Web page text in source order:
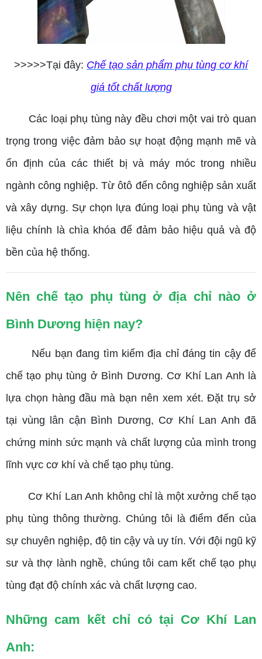
>>>>>Tại đây: Chế tạo sản phẩm phụ tùng cơ khí
giá tốt chất lượng
Các loại phụ tùng này đều chơi một vai trò quan
trọng trong việc đảm bảo sự hoạt động mạnh mẽ và
ổn định của các thiết bị và máy móc trong nhiều
ngành công nghiệp. Từ ôtô đến công nghiệp sản xuất
và xây dựng. Sự chọn lựa đúng loại phụ tùng và vật
liệu chính là chìa khóa để đảm bảo hiệu quả và độ
bền của hệ thống.
Nên chế tạo phụ tùng ở địa chỉ nào ở
Bình Dương hiện nay?
Nếu bạn đang tìm kiếm địa chỉ đáng tin cậy để
chế tạo phụ tùng ở Bình Dương. Cơ Khí Lan Anh là
lựa chọn hàng đầu mà bạn nên xem xét. Đặt trụ sở
tại vùng lân cận Bình Dương, Cơ Khí Lan Anh đã
chứng minh sức mạnh và chất lượng của mình trong
lĩnh vực cơ khí và chế tạo phụ tùng.
Cơ Khí Lan Anh không chỉ là một xưởng chế tạo
phụ tùng thông thường. Chúng tôi là điểm đến của
sự chuyên nghiệp, độ tin cậy và uy tín. Với đội ngũ kỹ
sư và thợ lành nghề, chúng tôi cam kết chế tạo phụ
tùng đạt độ chính xác và chất lượng cao.
Những cam kết chỉ có tại Cơ Khí Lan
Anh: